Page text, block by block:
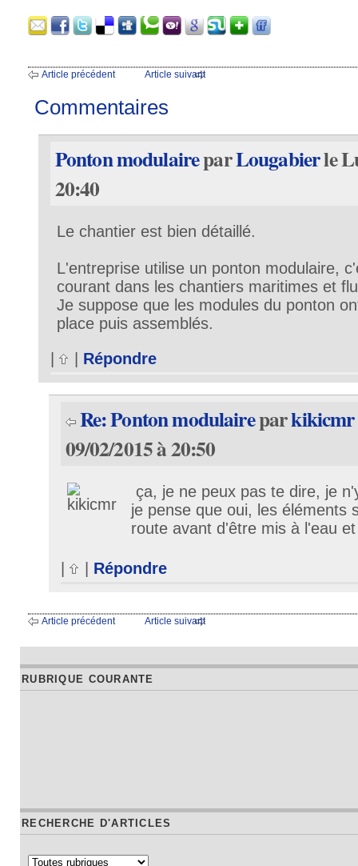
Article précédent Article suivant
Commentaires
Ponton modulaireparLougabierle
20:40
Le chantier est bien détaillé.
L'entreprise utilise un ponton modulaire,
courant dans les chantiers maritimes et
Je suppose que les modules du ponton
place puis assemblés.
Répondre
Re: Ponton modulaireparkikicmr
09/02/2015 à 20:50
ça, je ne peux pas te dire, je
je pense que oui, les éléments
route avant d'être mis à l'eau
Répondre
Article précédent Article suivant
RUBRIQUE COURANTE
RECHERCHE D'ARTICLES